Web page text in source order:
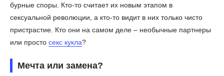
бурные споры. Кто-то считает их новым этапом в
сексуальной революции, а кто-то видит в них только чисто
пристрастие. Кто они на самом деле – необычные партнеры
или просто секс кукла?
Мечта или замена?